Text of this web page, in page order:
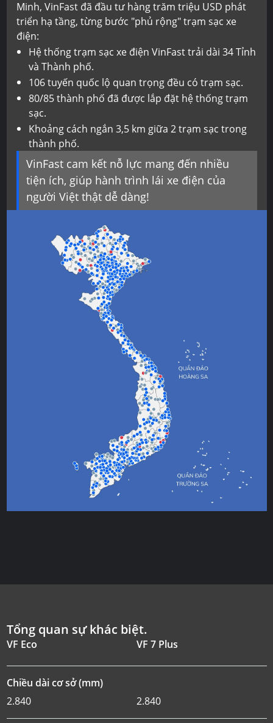
Minh, VinFast đã đầu tư hàng trăm triệu USD phát
triển hạ tầng, từng bước "phủ rộng" trạm sạc xe
điện:
Hệ thống trạm sạc xe điện VinFast trải dài 34 Tỉnh
và Thành phố.
106 tuyến quốc lộ quan trọng đều có trạm sạc.
80/85 thành phố đã được lắp đặt hệ thống trạm
sạc.
Khoảng cách ngắn 3,5 km giữa 2 trạm sạc trong
thành phố.
VinFast cam kết nỗ lực mang đến nhiều
tiện ích, giúp hành trình lái xe điện của
người Việt thật dễ dàng!
Tổng quan sự khác biệt.
VF Eco VF 7 Plus
Chiều dài cơ sở (mm)
2.840
2.840